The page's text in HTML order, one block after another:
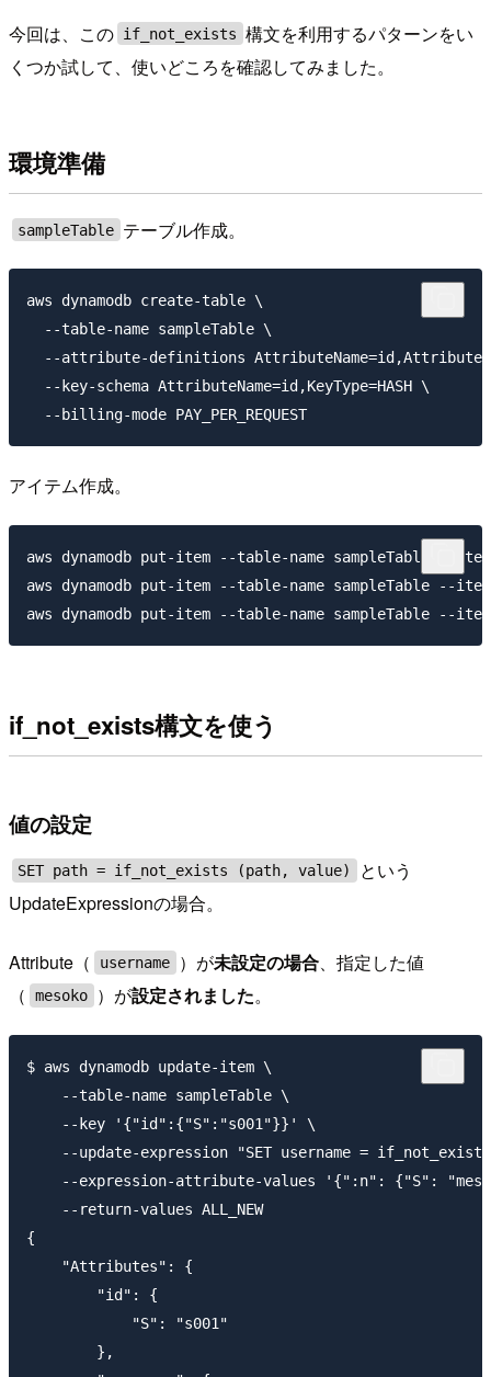
今回は、この if_not_exists 構文を利用するパターンをい
くつか試して、使いどころを確認してみました。
環境準備
sampleTable テーブル作成。
aws dynamodb create-table \
  --table-name sampleTable \
--attribute-definitions
  --key-schema AttributeName=id,KeyType=HASH \
アイテム作成。
aws dynamodb put-item --table-name sampleTable
aws dynamodb put-item --table-name sampleTable
if_not_exists構文を使う
値の設定
SET path = if_not_exists (path, value)
という
UpdateExpressionの場合。
Attribute（ username ）が未設定の場合、指定した値
（
mesoko ）が設定されました。
$ aws dynamodb update-item \
    --table-name sampleTable \
    --key '{"id":{"S":"s001"}}' \
--update-expression "SET username =
--expression-attribute-values '{":n": {"S":
    --return-values ALL_NEW
{
    "Attributes": {
        "id": {
            "S": "s001"
        },